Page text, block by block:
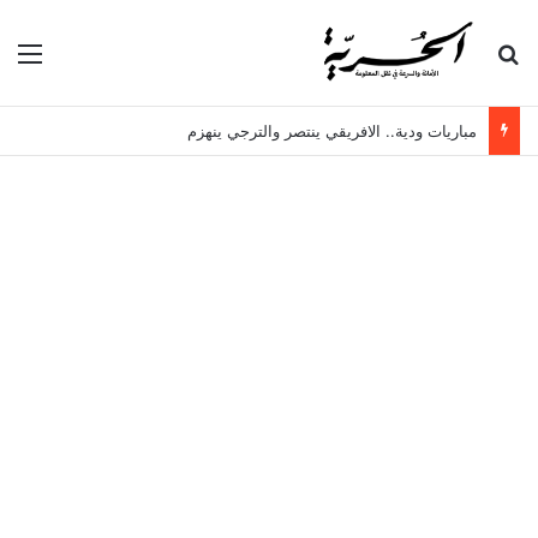
بحث عن
مباريات ودية.. الافريقي ينتصر والترجي ينهزم